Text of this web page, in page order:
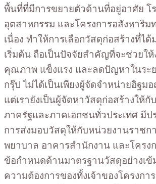
พื้นที่ที่มีการขยายตัวด้านที่อยู่อาศัย โ
อุตสาหกรรม และโครงการอสังหาริม
เนื่อง ทำให้การเลือกวัสดุก่อสร้างที่ไ
เริ่มต้น ถือเป็นปัจจัยสำคัญที่จะช่วยให้
คุณภาพ แข็งแรง และลดปัญหาในระ
กรุ๊ป ไม่ได้เป็นเพียงผู้จัดจำหน่ายอิฐม
แต่เรายังเป็นผู้จัดหาวัสดุก่อสร้างให้กั
ภาครัฐและภาคเอกชนทั่วประเทศ มี
การส่งมอบวัสดุให้กับหน่วยงานราชกา
พยาบาล อาคารสำนักงาน และโครง
ข้อกำหนดด้านมาตรฐานวัสดุอย่างเข้
ความต้องการของทั้งเจ้าของโครงกา